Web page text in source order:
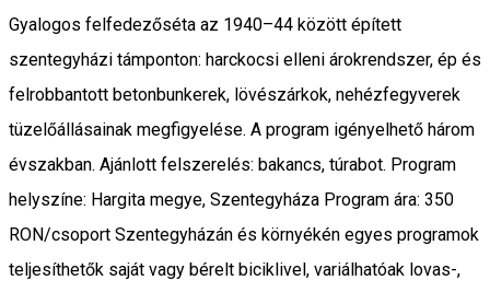
Gyalogos felfedezőséta az 1940–44 között épített
szentegyházi támponton: harckocsi elleni árokrendszer, ép és
felrobbantott betonbunkerek, lövészárkok, nehézfegyverek
tüzelőállásainak megfigyelése. A program igényelhető három
évszakban. Ajánlott felszerelés: bakancs, túrabot. Program
helyszíne: Hargita megye, Szentegyháza Program ára: 350
RON/csoport Szentegyházán és környékén egyes programok
teljesíthetők saját vagy bérelt biciklivel, variálhatóak lovas-,